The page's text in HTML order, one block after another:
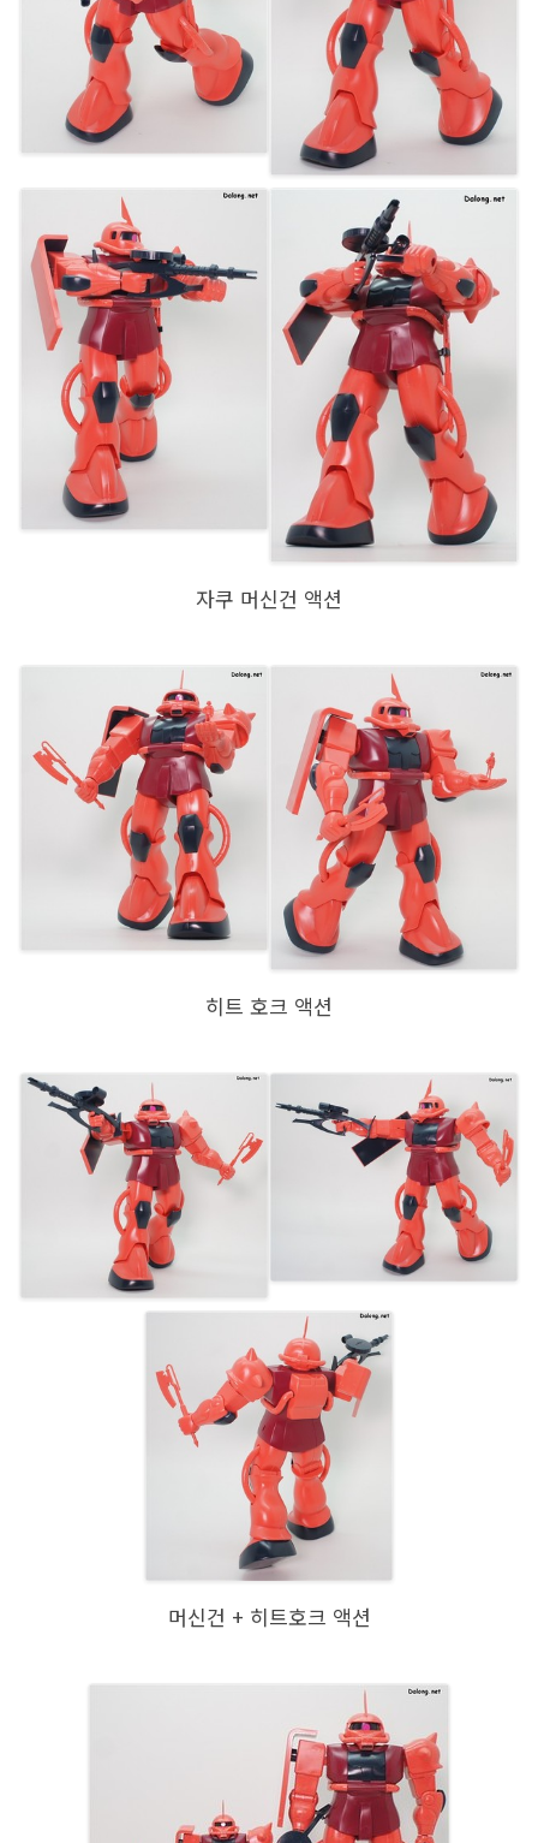
자쿠 머신건 액션
히트 호크 액션
머신건 + 히트호크 액션